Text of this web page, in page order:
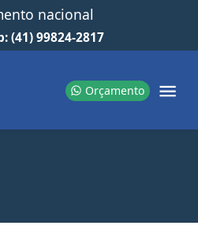
nacional
(41) 99824-2817
Orçamento